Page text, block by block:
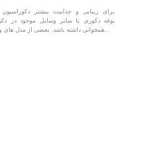
برای زیبایی و جذابیت بیشتر
بوفه دکوری با سایر وسایل موجود در